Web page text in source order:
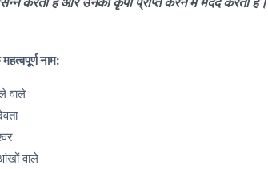
नाम:
वाले
वाले